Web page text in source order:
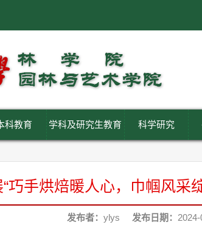
科教育 学科及研究生教育 科学研究
巧手烘焙暖人心，巾帼风采
发布者： ylys 发布日期：